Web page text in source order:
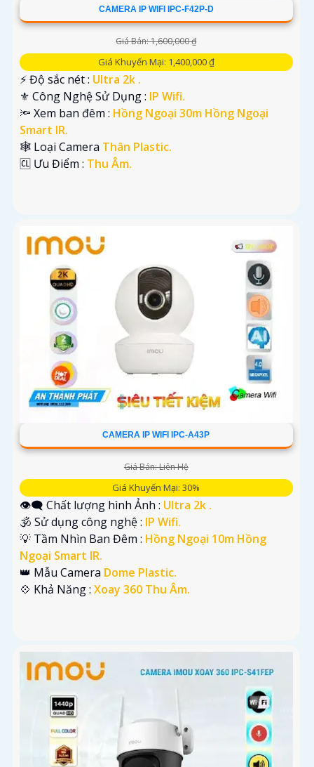
CAMERA IP WIFI IPC-F42P-D
Giá Bán: 1,600,000 ₫
Giá Khuyến Mại: 1,400,000 ₫
️⚡ Độ sắc nét : Ultra 2k .
⚜️ Công Nghệ Sử Dụng : IP Wifi.
🔦 Xem ban đêm : Hồng Ngoại 30m Hồng Ngoại
Smart IR.
🕸️ Loại Camera Thân Plastic.
️🆑 Ưu Điểm : Thu Âm.
CAMERA IP WIFI IPC-A43P
Giá Bán: Liên Hệ
Giá Khuyến Mại: 30%
👁️‍🗨 Chất lượng hình Ảnh : Ultra 2k .
🕉️ Sử dụng công nghệ : IP Wifi.
💡 Tầm Nhìn Ban Đêm : Hồng Ngoại 10m Hồng
Ngoại Smart IR.
👑 Mẫu Camera Dome Plastic.
️💠 Khả Năng : Xoay 360 Thu Âm.